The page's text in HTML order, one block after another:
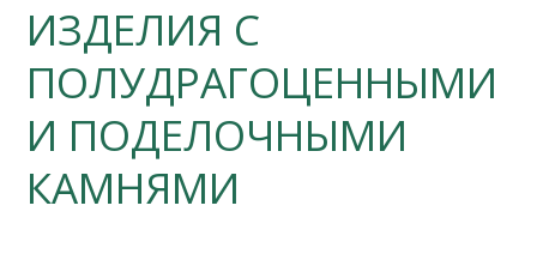
ИЗДЕЛИЯ С
ПОЛУДРАГОЦЕННЫМИ
И ПОДЕЛОЧНЫМИ
КАМНЯМИ